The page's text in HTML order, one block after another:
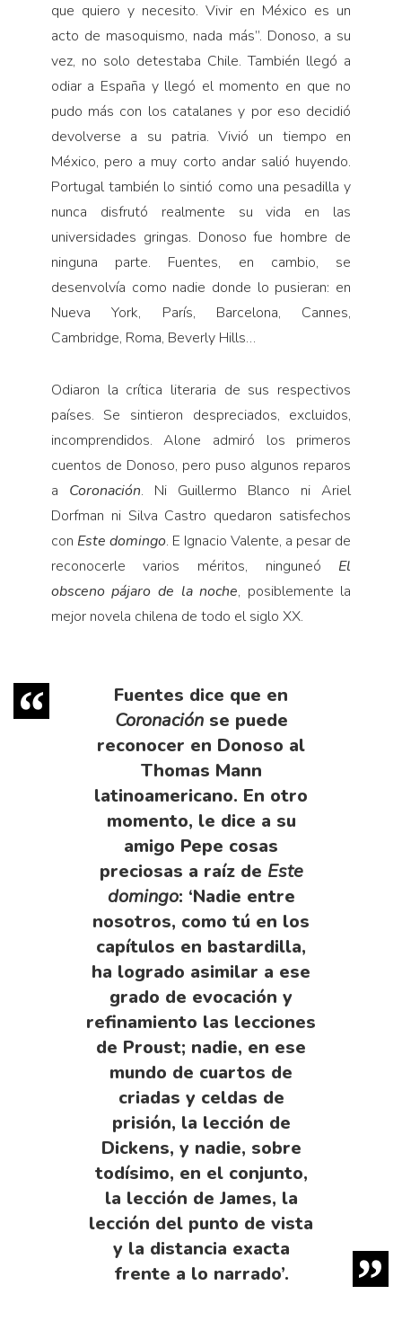
que quiero y necesito. Vivir en México es un
acto de masoquismo, nada más”. Donoso, a su
vez, no solo detestaba Chile. También llegó a
odiar a España y llegó el momento en que no
pudo más con los catalanes y por eso decidió
devolverse a su patria. Vivió un tiempo en
México, pero a muy corto andar salió huyendo.
Portugal también lo sintió como una pesadilla y
nunca disfrutó realmente su vida en las
universidades gringas. Donoso fue hombre de
ninguna parte. Fuentes, en cambio, se
desenvolvía como nadie donde lo pusieran: en
Nueva York, París, Barcelona, Cannes,
Cambridge, Roma, Beverly Hills…
Odiaron la crítica literaria de sus respectivos
países. Se sintieron despreciados, excluidos,
incomprendidos. Alone admiró los primeros
cuentos de Donoso, pero puso algunos reparos
a Coronación. Ni Guillermo Blanco ni Ariel
Dorfman ni Silva Castro quedaron satisfechos
con Este domingo. E Ignacio Valente, a pesar de
reconocerle varios méritos, ninguneó El
obsceno pájaro de la noche, posiblemente la
mejor novela chilena de todo el siglo XX.
Fuentes dice que en
Coronaciónse puede
reconocer en Donoso al
Thomas Mann
latinoamericano. En otro
momento, le dice a su
amigo Pepe cosas
preciosas a raíz de Este
domingo: ‘Nadie entre
nosotros, como tú en los
capítulos en bastardilla,
ha logrado asimilar a ese
grado de evocación y
refinamiento las lecciones
de Proust; nadie, en ese
mundo de cuartos de
criadas y celdas de
prisión, la lección de
Dickens, y nadie, sobre
todísimo, en el conjunto,
la lección de James, la
lección del punto de vista
y la distancia exacta
frente a lo narrado’.